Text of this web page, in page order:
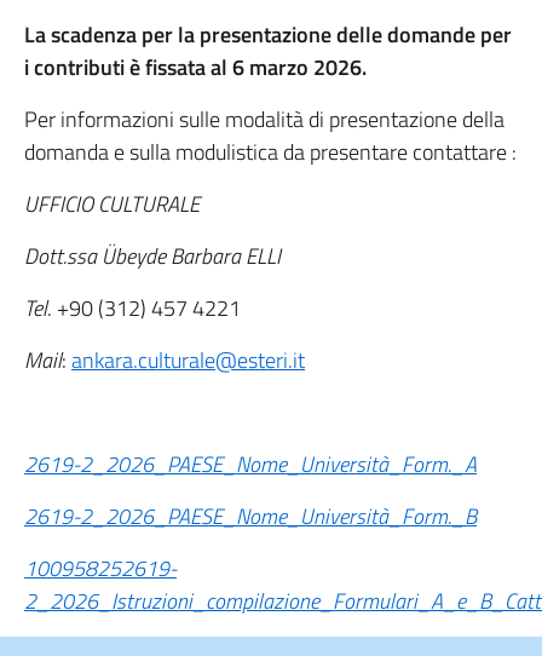
La scadenza per la presentazione delle domande per
i contributi è fissata al 6 marzo 2026.
Per informazioni sulle modalità di presentazione della
domanda e sulla modulistica da presentare contattare :
UFFICIO CULTURALE
Dott.ssa Übeyde Barbara ELLI
Tel. +90 (312) 457 4221
Mail:ankara.culturale@esteri.it
2619-2_2026_PAESE_Nome_Università_Form._A
2619-2_2026_PAESE_Nome_Università_Form._B
100958252619-